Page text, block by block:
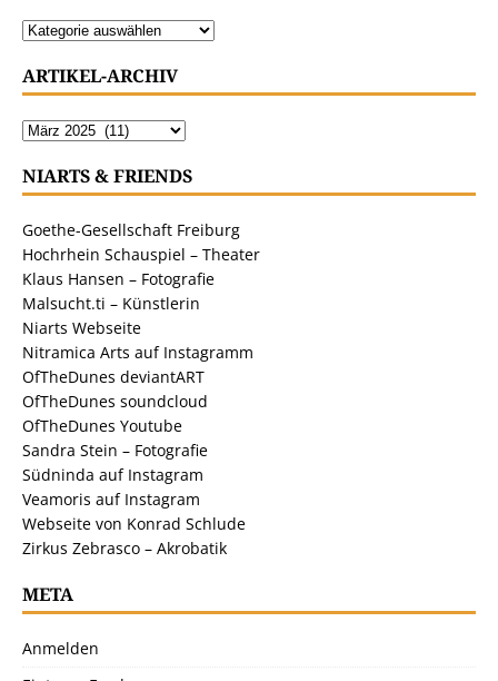
ARTIKEL-ARCHIV
NIARTS & FRIENDS
Goethe-Gesellschaft Freiburg
Hochrhein Schauspiel – Theater
Klaus Hansen – Fotografie
Malsucht.ti – Künstlerin
Niarts Webseite
Nitramica Arts auf Instagramm
OfTheDunes deviantART
OfTheDunes soundcloud
OfTheDunes Youtube
Sandra Stein – Fotografie
Südninda auf Instagram
Veamoris auf Instagram
Webseite von Konrad Schlude
Zirkus Zebrasco – Akrobatik
META
Anmelden